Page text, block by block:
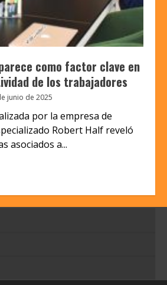
como factor clave en
de los trabajadores
junio de 2025
por la empresa de
Robert Half reveló
asociados a...